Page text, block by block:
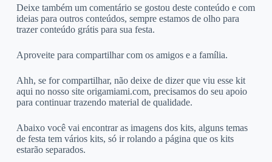
Deixe também um comentário se gostou deste conteúdo e com
ideias para outros conteúdos, sempre estamos de olho para
trazer conteúdo grátis para sua festa.
Aproveite para compartilhar com os amigos e a família.
Ahh, se for compartilhar, não deixe de dizer que viu esse kit
aqui no nosso site origamiami.com, precisamos do seu apoio
para continuar trazendo material de qualidade.
Abaixo você vai encontrar as imagens dos kits, alguns temas
de festa tem vários kits, só ir rolando a página que os kits
estarão separados.